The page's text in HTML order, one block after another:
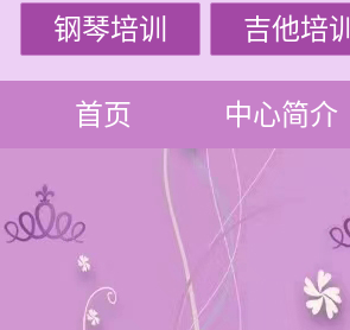
钢琴培训 吉他培训
首页 中心简介